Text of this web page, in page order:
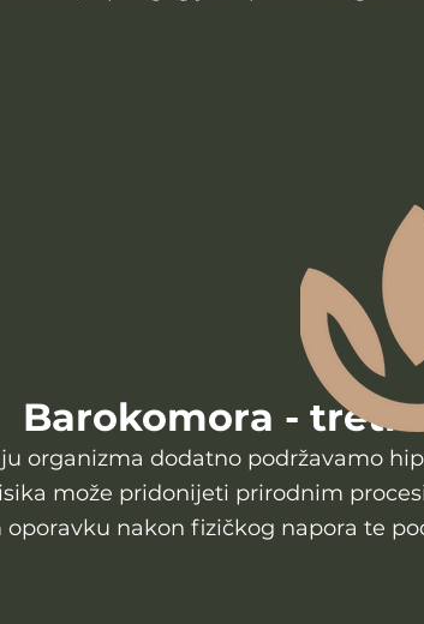
Barokomora -
organizma dodatno podržavamo
može pridonijeti prirodnim
oporavku nakon fizičkog napora te